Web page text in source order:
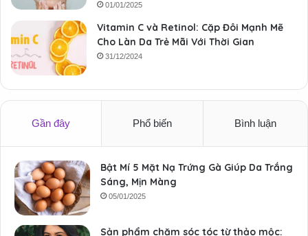
01/01/2025
Vitamin C và Retinol: Cặp Đôi Mạnh Mẽ
Cho Làn Da Trẻ Mãi Với Thời Gian
31/12/2024
Gần đây Phổ biến Bình luận
Bật Mí 5 Mặt Nạ Trứng Gà Giúp Da Trắng
Sáng, Mịn Màng
05/01/2025
Sản phẩm chăm sóc tóc từ thảo mộc: